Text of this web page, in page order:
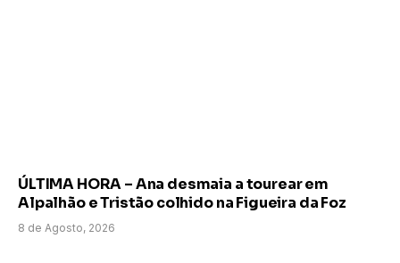
ÚLTIMA HORA – Ana desmaia a tourear em
Alpalhão e Tristão colhido na Figueira da Foz
8 de Agosto, 2026